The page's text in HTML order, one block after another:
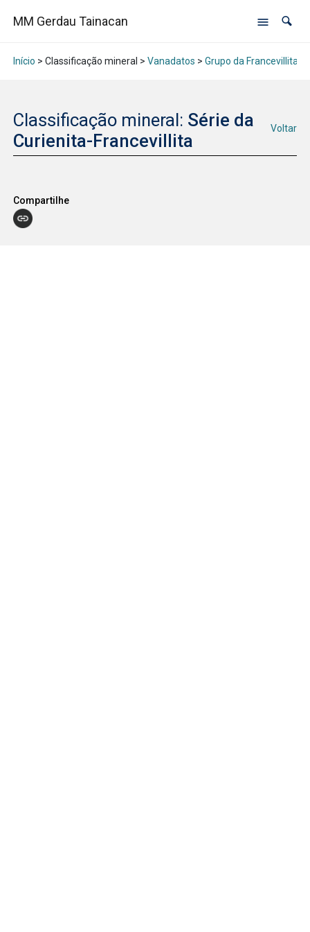
MM Gerdau Tainacan
Início > Classificação mineral > Vanadatos > Grupo da Francevillita
Classificação mineral: Série da
Curienita-Francevillita
Voltar
Compartilhe